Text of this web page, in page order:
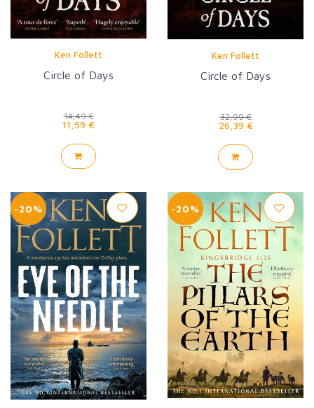
Ken Follett
Circle of Days
14,49 €
11,59 €
Ken Follett
Circle of Days
32,99 €
26,39 €
-20% -20%